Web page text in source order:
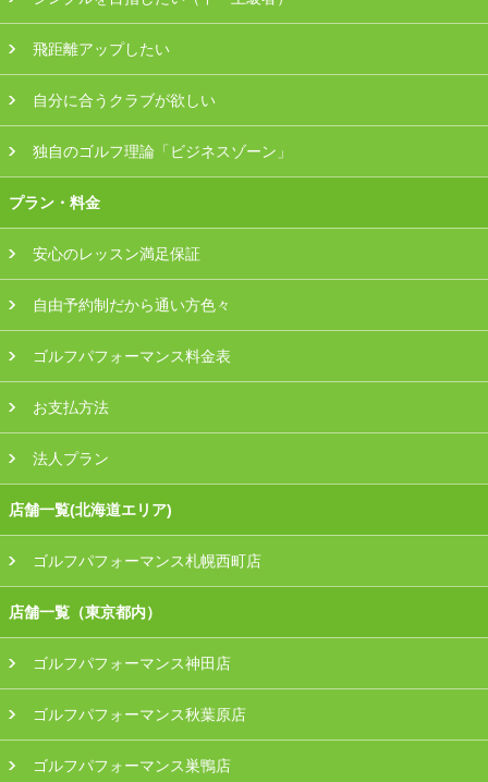
飛距離アップしたい
自分に合うクラブが欲しい
独自のゴルフ理論「ビジネスゾーン」
プラン・料金
安心のレッスン満足保証
自由予約制だから通い方色々
ゴルフパフォーマンス料金表
お支払方法
法人プラン
店舗一覧(北海道エリア)
ゴルフパフォーマンス札幌西町店
店舗一覧（東京都内）
ゴルフパフォーマンス神田店
ゴルフパフォーマンス秋葉原店
ゴルフパフォーマンス巣鴨店